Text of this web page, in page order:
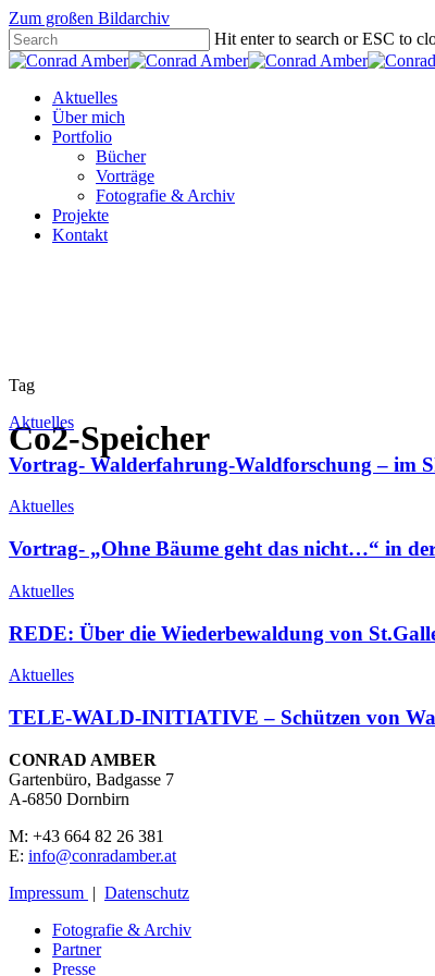
Zum großen Bildarchiv
Hit enter to search or ESC to
Aktuelles
Über mich
Portfolio
Bücher
Vorträge
Fotografie & Archiv
Projekte
Kontakt
Tag
Co2-Speicher
Aktuelles
Vortrag- Walderfahrung-Waldforschung – im
Aktuelles
Vortrag- „Ohne Bäume geht das nicht…“ in
Aktuelles
REDE: Über die Wiederbewaldung von
Aktuelles
TELE-WALD-INITIATIVE – Schützen von
CONRAD AMBER
Gartenbüro, Badgasse 7
A-6850 Dornbirn
M: +43 664 82 26 381
E: info@conradamber.at
Impressum | Datenschutz
Fotografie & Archiv
Partner
Presse